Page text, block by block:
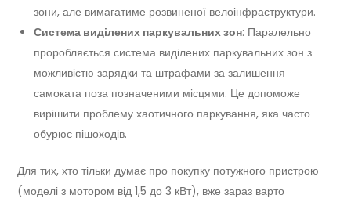
зони, але вимагатиме розвиненої велоінфраструктури.
Система виділених паркувальних зон: Паралельно
проробляється система виділених паркувальних зон з
можливістю зарядки та штрафами за залишення
самоката поза позначеними місцями. Це допоможе
вирішити проблему хаотичного паркування, яка часто
обурює пішоходів.
Для тих, хто тільки думає про покупку потужного пристрою
(моделі з мотором від 1,5 до 3 кВт), вже зараз варто